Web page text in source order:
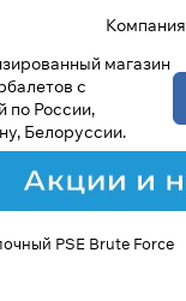
Компания
магазин
с
по России,
Белоруссии.
PSE Brute Force